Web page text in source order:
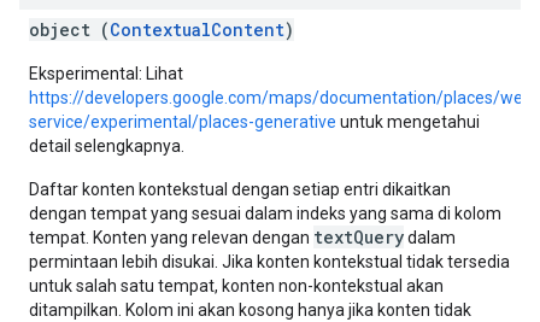
object (ContextualContent)
Eksperimental: Lihat
https://developers.google.com/maps/documentation/places/web-
service/experimental/places-generative untuk mengetahui
detail selengkapnya.
Daftar konten kontekstual dengan setiap entri dikaitkan
dengan tempat yang sesuai dalam indeks yang sama di kolom
tempat. Konten yang relevan dengan textQuerydalam
permintaan lebih disukai. Jika konten kontekstual tidak tersedia
untuk salah satu tempat, konten non-kontekstual akan
ditampilkan. Kolom ini akan kosong hanya jika konten tidak